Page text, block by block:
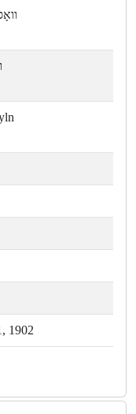
1902